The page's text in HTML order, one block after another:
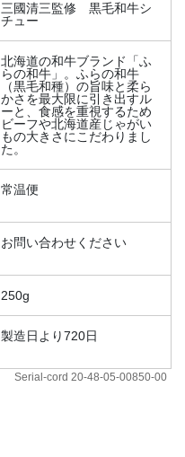
三國清三監修 黒毛和牛シ
チュー
北海道の和牛ブランド「ふ
らの和牛」。ふらの和牛
（黒毛和種）の旨味と柔ら
かさを最大限に引き出すル
ーと、食感を重視するため
ビーフや北海道産じゃがい
もの大きさにこだわりまし
た。
常温便
お問い合わせください
250g
製造日より720日
Serial-cord 20-48-05-00850-00